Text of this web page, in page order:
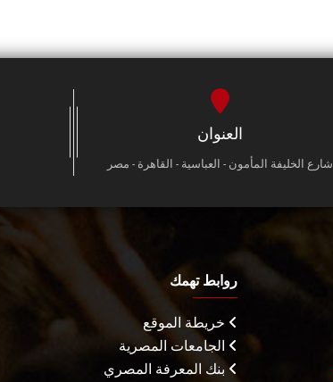
العنوان
شارع الخليفة المأمون - العباسية - القاهرة - مصر
روابط تهمك
خريطة الموقع
الجامعات المصرية
بنك المعرفة المصري